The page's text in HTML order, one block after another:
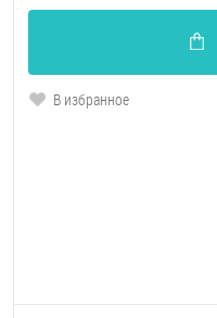
В избранное